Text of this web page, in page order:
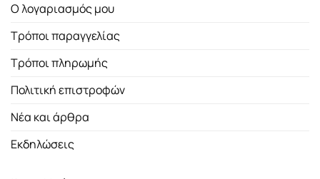
Ο λογαριασμός μου
Τρόποι παραγγελίας
Τρόποι πληρωμής
Πολιτική επιστροφών
Νέα και άρθρα
Εκδηλώσεις